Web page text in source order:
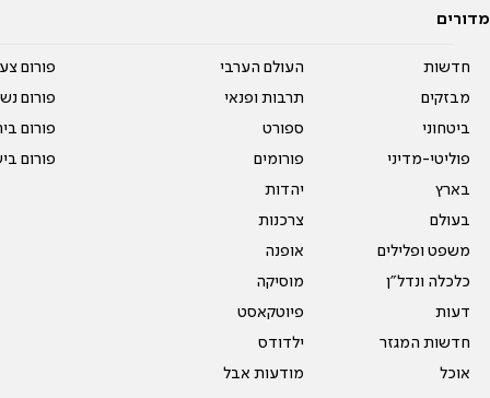
מדורים
חדשות
מבזקים
ביטחוני
פוליטי-מדיני
בארץ
בעולם
משפט ופלילים
כלכלה ונדל"ן
דעות
חדשות המגזר
אוכל
העולם הערבי
תרבות ופנאי
ספורט
פורומים
יהדות
צרכנות
אופנה
מוסיקה
פיוטקאסט
ילדודס
מודעות אבל
פורום
פורום
פורום
פורום